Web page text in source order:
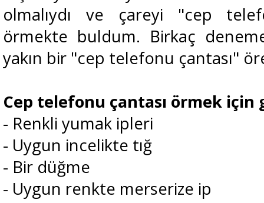
olmalıydı ve çareyi "cep
örmekte buldum. Birkaç
yakın bir "cep telefonu çantası"
Cep telefonu çantası örmek
- Renkli yumak ipleri
- Uygun incelikte tığ
- Bir düğme
- Uygun renkte merserize ip